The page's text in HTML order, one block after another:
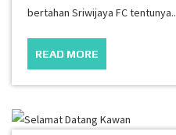
bertahan Sriwijaya FC tentunya..
READ MORE